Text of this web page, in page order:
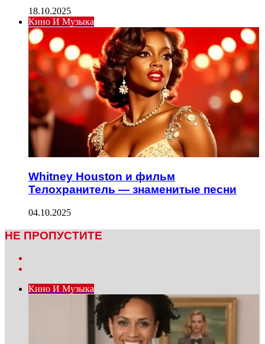
18.10.2025
Кино И Музыка
Whitney Houston и фильм
Телохранитель — знаменитые песни
04.10.2025
НЕ ПРОПУСТИТЕ
Кино И Музыка